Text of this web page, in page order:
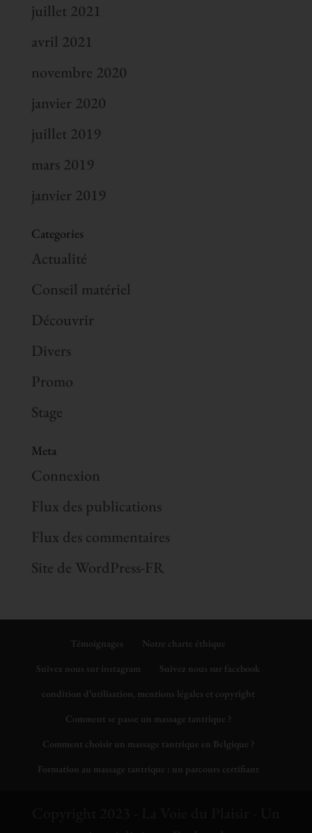
juillet 2021
avril 2021
novembre 2020
janvier 2020
juillet 2019
mars 2019
janvier 2019
Categories
Actualité
Conseil matériel
Découvrir
Divers
Promo
Stage
Meta
Connexion
Flux des publications
Flux des commentaires
Site de WordPress-FR
Témoignages
Notre charte éthique
Suivez nous sur instagram
Suivez nous sur facebook
condition d’utilisation, mentions légales et copyright
Comment se passe un massage tantrique ?
Comment choisir un massage tantrique en Belgique ?
Formation au massage tantrique : un parcours certifiant